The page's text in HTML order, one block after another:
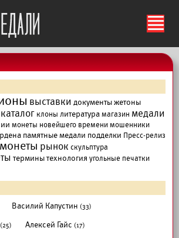
ś
выставки документыжетоны
каталог клоны литературамагазин медали
монеты новейшего временимошенники
памятные медали подделки Пресс-релиз
рынок скульптура
терминытехнология угольные печатки
Василий Капустин (33)
(25) Алексей Гайс (17)